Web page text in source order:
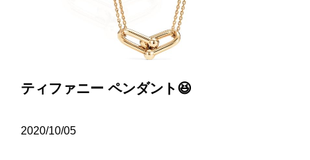
ティファニー ペンダント😆
2020/10/05